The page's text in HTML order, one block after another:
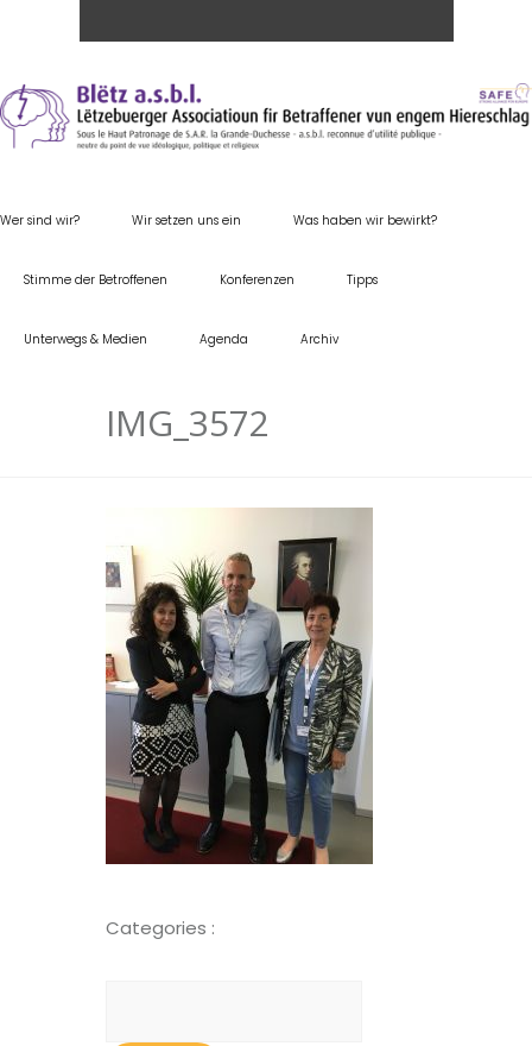
Wer sind wir? Wir setzen uns ein Was haben wir bewirkt?
Stimme der Betroffenen Konferenzen Tipps
Unterwegs & Medien Agenda Archiv
IMG_3572
Categories :